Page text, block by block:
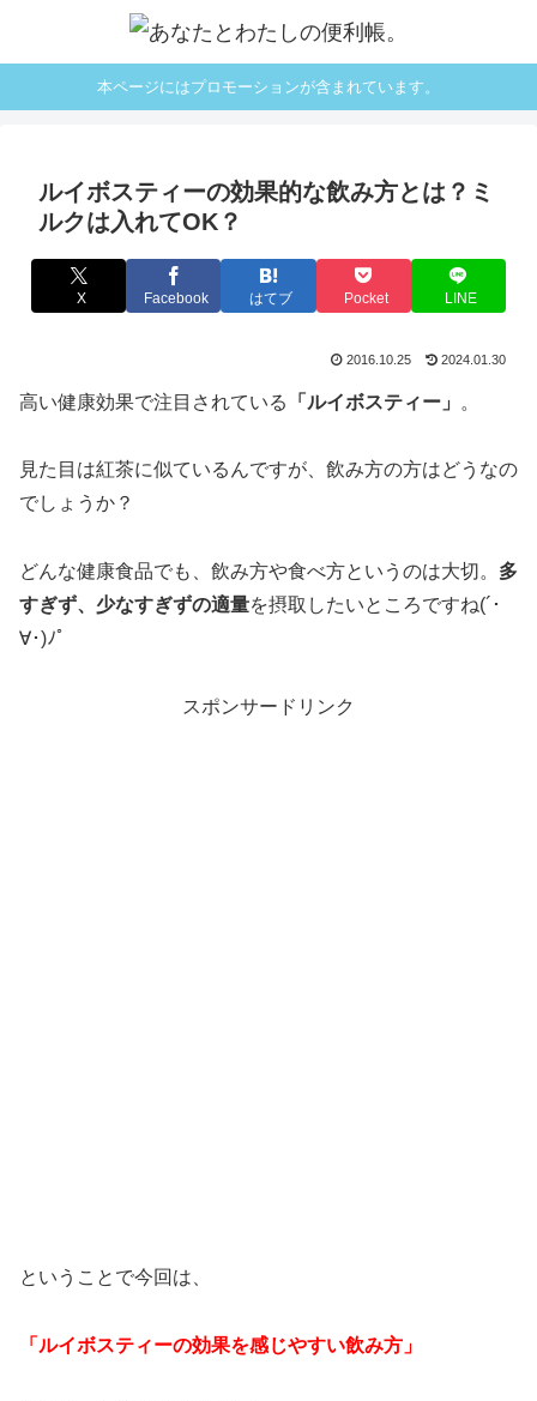
本ページにはプロモーションが含まれています。
ルイボスティーの効果的な飲み方とは？ミ
ルクは入れてOK？
X Facebook はてブ Pocket LINE
2016.10.25 2024.01.30
高い健康効果で注目されている 「ルイボスティー」 。
見た目は紅茶に似ているんですが、飲み方の方はどうなの
でしょうか？
どんな健康食品でも、飲み方や食べ方というのは大切。 多
すぎず、少なすぎずの適量を摂取したいところですね(´･
∀･)ﾉﾟ
スポンサードリンク
ということで今回は、
「ルイボスティーの効果を感じやすい飲み方」